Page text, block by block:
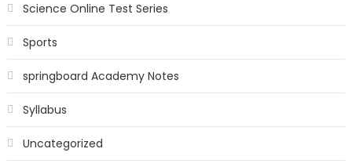
Science Online Test Series
Sports
springboard Academy Notes
Syllabus
Uncategorized